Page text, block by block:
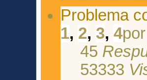
Problema
1, 2, 3,4por
45
53333